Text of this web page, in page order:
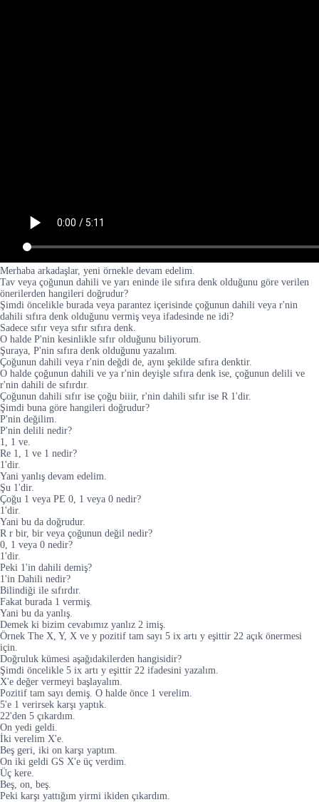
Merhaba arkadaşlar, yeni örnekle devam edelim.
Tav veya çoğunun dahili ve yarı eninde ile sıfıra denk olduğunu göre verilen
önerilerden hangileri doğrudur?
Şimdi öncelikle burada veya parantez içerisinde çoğunun dahili veya r'nin
dahili sıfıra denk olduğunu vermiş veya ifadesinde ne idi?
Sadece sıfır veya sıfır sıfıra denk.
O halde P'nin kesinlikle sıfır olduğunu biliyorum.
Şuraya, P'nin sıfıra denk olduğunu yazalım.
Çoğunun dahili veya r'nin değdi de, aynı şekilde sıfıra denktir.
O halde çoğunun dahili ve ya r'nin deyişle sıfıra denk ise, çoğunun delili ve
r'nin dahili de sıfırdır.
Çoğunun dahili sıfır ise çoğu biiir, r'nin dahili sıfır ise R 1'dir.
Şimdi buna göre hangileri doğrudur?
P'nin değilim.
P'nin delili nedir?
1, 1 ve.
Re 1, 1 ve 1 nedir?
1'dir.
Yani yanlış devam edelim.
Şu 1'dir.
Çoğu 1 veya PE 0, 1 veya 0 nedir?
1'dir.
Yani bu da doğrudur.
R r bir, bir veya çoğunun değil nedir?
0, 1 veya 0 nedir?
1'dir.
Peki 1'in dahili demiş?
1'in Dahili nedir?
Bilindiği ile sıfırdır.
Fakat burada 1 vermiş.
Yani bu da yanlış.
Demek ki bizim cevabımız yanlız 2 imiş.
Örnek The X, Y, X ve y pozitif tam sayı 5 ix artı y eşittir 22 açık önermesi
için.
Doğruluk kümesi aşağıdakilerden hangisidir?
Şimdi öncelikle 5 ix artı y eşittir 22 ifadesini yazalım.
X'e değer vermeyi başlayalım.
Pozitif tam sayı demiş. O halde önce 1 verelim.
5'e 1 verirsek karşı yaptık.
22'den 5 çıkardım.
On yedi geldi.
İki verelim X'e.
Beş geri, iki on karşı yaptım.
On iki geldi GS X'e üç verdim.
Üç kere.
Beş, on, beş.
Peki karşı yattığım yirmi ikiden çıkardım.